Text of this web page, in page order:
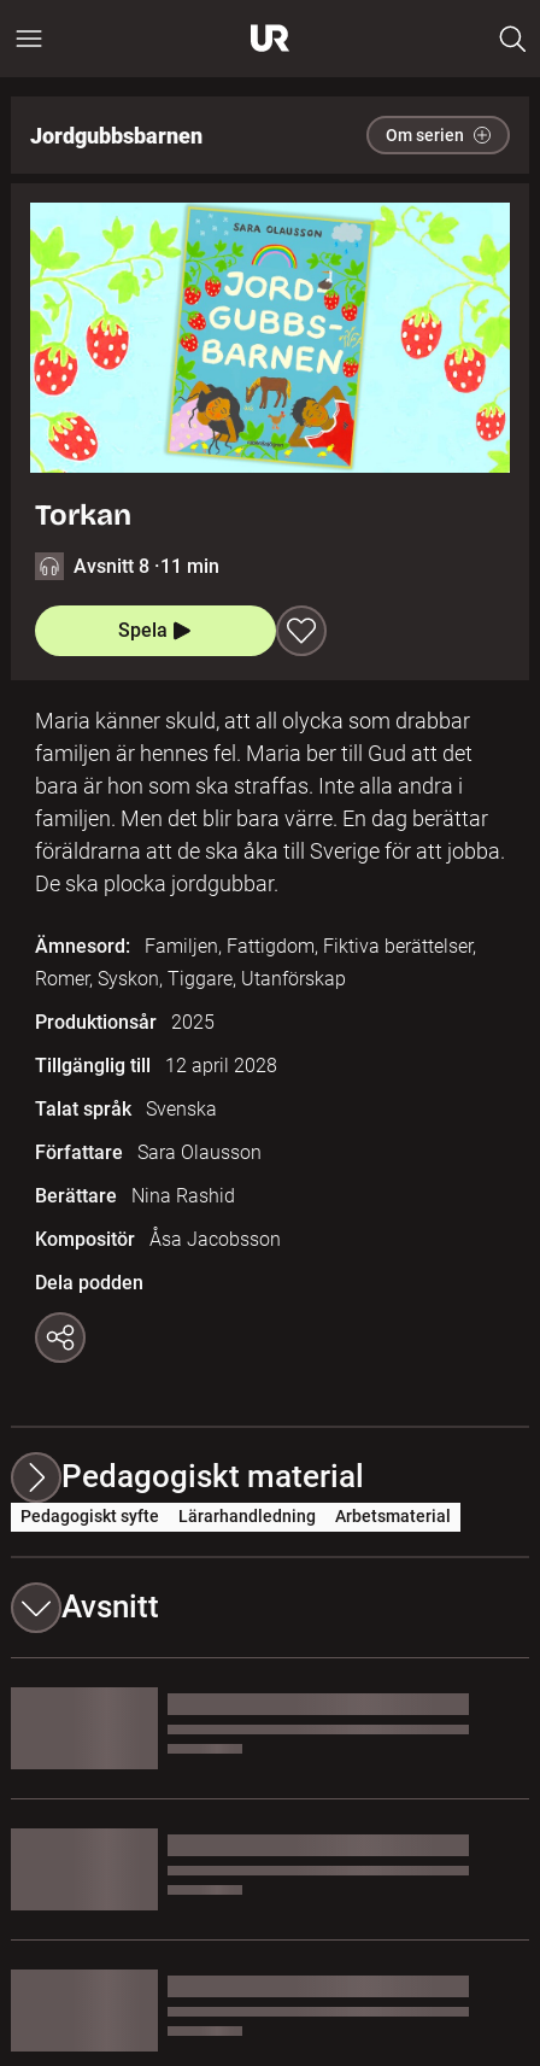
Jordgubbsbarnen Om serien
Torkan
Avsnitt 8 ·11 min
Spela
Maria känner skuld, att all olycka som drabbar
familjen är hennes fel. Maria ber till Gud att det
bara är hon som ska straffas. Inte alla andra i
familjen. Men det blir bara värre. En dag berättar
föräldrarna att de ska åka till Sverige för att jobba.
De ska plocka jordgubbar.
Ämnesord:
Familjen, Fattigdom, Fiktiva berättelser,
Romer, Syskon, Tiggare, Utanförskap
Produktionsår
2025
Tillgänglig till
12 april 2028
Talat språk
Svenska
Författare
Sara Olausson
Berättare
Nina Rashid
Kompositör
Åsa Jacobsson
Dela podden
Pedagogiskt material
Pedagogiskt syfte Lärarhandledning Arbetsmaterial
Avsnitt